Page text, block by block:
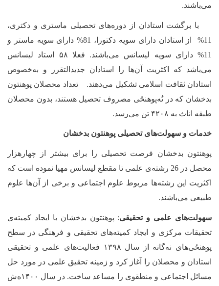
می‌باشند.
با برگشت استادان از دوره‌های تحصیلی ماستری و دکتری،
11% از استادان دارای سویه دکتورا، 81% دارای سویه ماستر و
11% دارای سویه لیسانس می‌باشند. فعلا ۵۸ استاد لیسانس
می‌باشد که اکثریت آنها را استادان جدیدالتقرر و به‌خصوص
استادان ثقافت اسلامی تشکیل می‌دهند. تعداد محصلان پوهنتون
بدخشان که در نُه‌پوهنځی مصروف تحصیل هستند، بدون محصلان
طبقه اناث به ۴۲۰۸ تن می‌رسد.
خدمات و سهولت‌های تحصیلی پوهنتون بدخشان
پوهنتون بدخشان فرصت تحصیلی را برای بیشتر از چهارهزار
محصل در 26 رشته‌ی علمی تا مقطع لیسانس مهیا نموده است که
اکثریت این رشته‌‌ها مربوط علوم اجتماعی و برخی از آنها علوم
طبیعی می‌باشند.
سهولت‌های علمی و تحقیقی: پوهنتون بدخشان با ایجاد کمیته‌ی
تحقیقات مرکزی و ایجاد کمیته‌های تحقیقی و فرهنگی در سطح
‌پوهنځی‌های نه‌گانه از سال ۱۳۹۸ فعالیت‌های علمی و تحقیقی
استادان و محصلان را آغاز کرد و زمینه تحقیق علمی در مورد حل
مسائل اجتماعی و منطقوی را مساعد ساخت. در سال ۱۴۰۰ه‌ش